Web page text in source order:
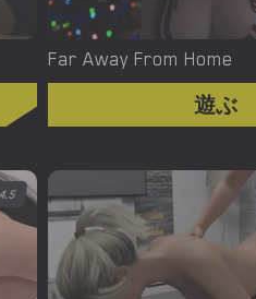
Far Away From Home
遊ぶ
4.5